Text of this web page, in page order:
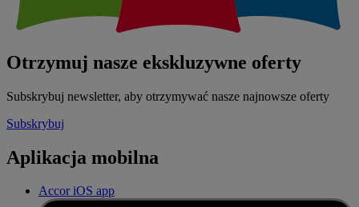
Otrzymuj nasze ekskluzywne oferty
Subskrybuj newsletter, aby otrzymywać nasze najnowsze oferty
Subskrybuj
Aplikacja mobilna
Accor iOS app